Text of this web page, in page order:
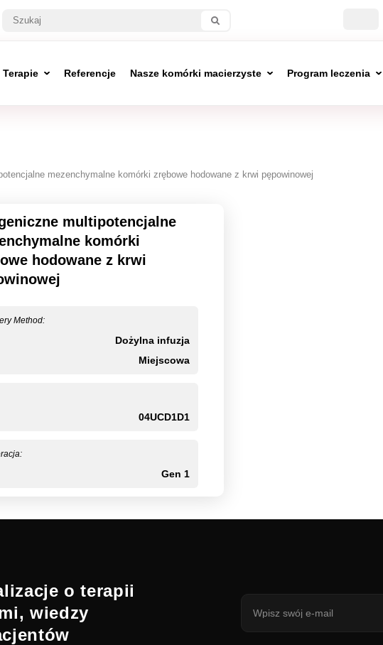
Terapie Referencje Nasze komórki macierzyste Program leczenia
mezenchymalne komórki zrębowe hodowane z krwi pępowinowej
multipotencjalne
komórki
hodowane z krwi
Method:
Dożylna infuzja
Miejscowa
04UCD1D1
Gen 1
o terapii
wiedzy